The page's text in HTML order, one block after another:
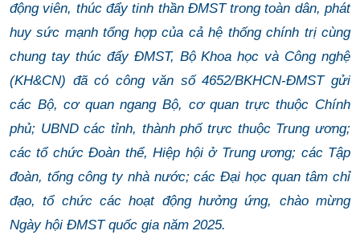
động viên, thúc đẩy tinh thần ĐMST trong toàn dân, phát
huy sức mạnh tổng hợp của cả hệ thống chính trị cùng
chung tay thúc đẩy ĐMST, Bộ Khoa học và Công nghệ
(KH&CN) đã có công văn số 4652/BKHCN-ĐMST gửi
các Bộ, cơ quan ngang Bộ, cơ quan trực thuộc Chính
phủ; UBND các tỉnh, thành phố trực thuộc Trung ương;
các tổ chức Đoàn thể, Hiệp hội ở Trung ương; các Tập
đoàn, tổng công ty nhà nước; các Đại học quan tâm chỉ
đạo, tổ chức các hoạt động hưởng ứng, chào mừng
Ngày hội ĐMST quốc gia năm 2025.